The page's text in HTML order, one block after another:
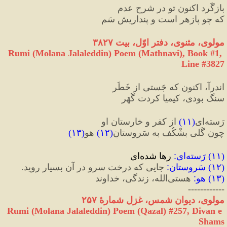
بازگَرد اکنون تو در شرحِ عدم
که چو پازهر است و پنداریش سَم
مولوی، مثنوی، دفتر اوّل، بیت ۳۸۲۷
Rumi (Molana Jalaleddin) Poem (Mathnavi), Book #1,
Line #3827
اندرآ، اکنون که جَستی از خَطَر
سنگ بودی، کیمیا کردت گُهَر
رَسته‌‌ای (۱۱) از کفر و خارستانِ او
چون گُلی بشْکُف به سَروستانِ(۱۲) هو(۱۳)
(۱۱) رَسته‌ای : رها شده‌ای
(۱۲) سَروستان: جایی که درخت سرو در آن بسیار روید.
(۱۳) هو: هستی‌الله، زندگی، خداوند
------------
مولوی، دیوان شمس، غزل شمارهٔ ۲۵۷
Rumi (Molana Jalaleddin) Poem (Qazal) #257, Divan e
Shams